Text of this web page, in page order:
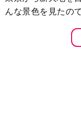
んな景色を見たの